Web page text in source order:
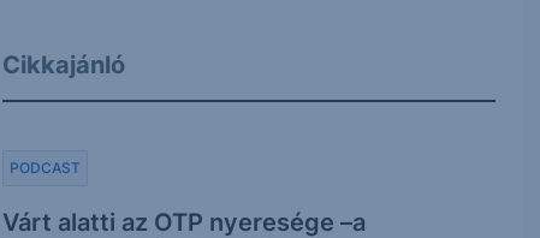
Cikkajánló
Várt alatti az OTP nyeresége –a
PODCAST